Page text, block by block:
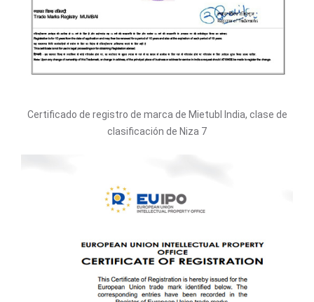
Certificado de registro de marca de Mietubl India, clase de
clasificación de Niza 7